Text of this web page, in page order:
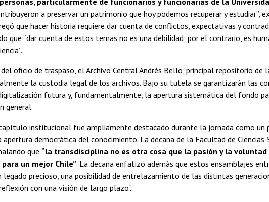
a preservar un patrimonio que hoy podemos recuperar y estudiar”,
que hacer historia requiere dar cuenta de conflictos, expectativas y
que “dar cuenta de estos temas no es una debilidad; por el contrario, es
oficio de traspaso, el Archivo Central Andrés Bello, principal repositorio de
la custodia legal de los archivos. Bajo su tutela se garantizarán las
futura y, fundamentalmente, la apertura sistemática del fondo
general.
institucional fue ampliamente destacado durante la jornada como un
apertura democrática del conocimiento. La decana de la Facultad de Ciencias
que “la transdisciplina no es otra cosa que la pasión y la
un mejor Chile”. La decana enfatizó además que estos ensamblajes
legado precioso, una posibilidad de entrelazamiento de las distintas
con una visión de largo plazo".